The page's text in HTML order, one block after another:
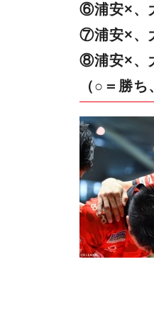
⑥浦安×、
⑦浦安×、
⑧浦安×、
（○＝勝